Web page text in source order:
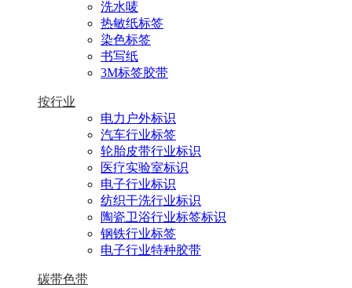
洗水唛
热敏纸标签
染色标签
书写纸
3M标签胶带
按行业
电力户外标识
汽车行业标签
轮胎皮带行业标识
医疗实验室标识
电子行业标识
纺织干洗行业标识
陶瓷卫浴行业标签标识
钢铁行业标签
电子行业特种胶带
碳带色带